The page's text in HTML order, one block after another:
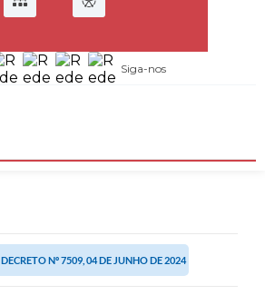
Siga-nos
DECRETO Nº 7509, 04 DE JUNHO DE 2024